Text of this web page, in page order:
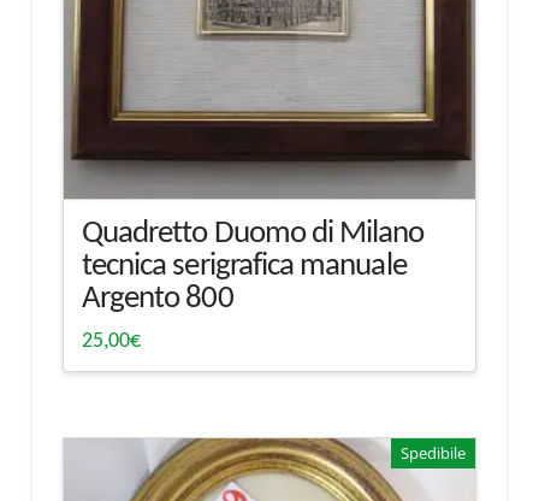
Quadretto Duomo di Milano
tecnica serigrafica manuale
Argento 800
25,00€
Spedibile